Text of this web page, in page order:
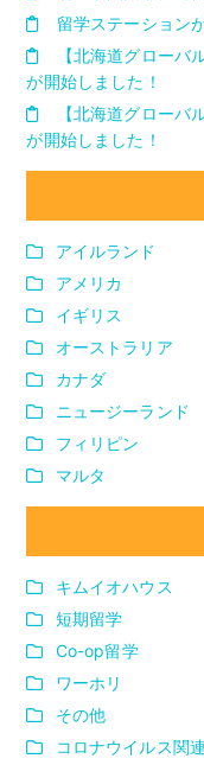
留学ステーション
【北海道グローバ
が開始しました！
【北海道グローバ
が開始しました！
アイルランド
アメリカ
イギリス
オーストラリア
カナダ
ニュージーランド
フィリピン
マルタ
キムイオハウス
短期留学
Co-op留学
ワーホリ
その他
コロナウイルス関連